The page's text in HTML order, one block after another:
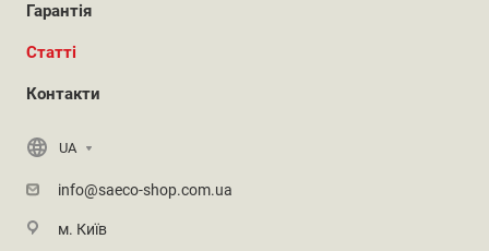
Гарантія
Статті
Контакти
UA
info@saeco-shop.com.ua
м. Київ